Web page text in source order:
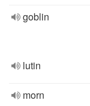
goblin
lutin
morn